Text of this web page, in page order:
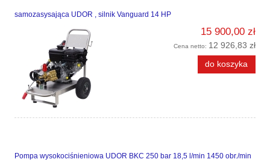
samozasysająca UDOR , silnik Vanguard 14 HP
15 900,00 zł
Cena netto: 12 926,83 zł
do koszyka
Pompa wysokociśnieniowa UDOR BKC 250 bar 18,5 l/min 1450 obr./min